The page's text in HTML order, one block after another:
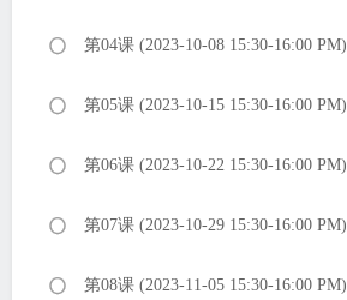
第04课 (2023-10-08 15:30-16:00 PM)
第05课 (2023-10-15 15:30-16:00 PM)
第06课 (2023-10-22 15:30-16:00 PM)
第07课 (2023-10-29 15:30-16:00 PM)
第08课 (2023-11-05 15:30-16:00 PM)